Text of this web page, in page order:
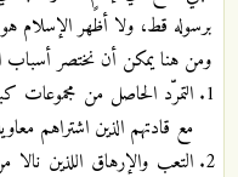
برسوله قط، ولا أظهر الإسلام
ومن هنا يمكن أن نختصر أسباب
التمرّد الحاصل من مجموعات
مع قادتهم الذين اشتراهم
التعب والإرهاق اللذين